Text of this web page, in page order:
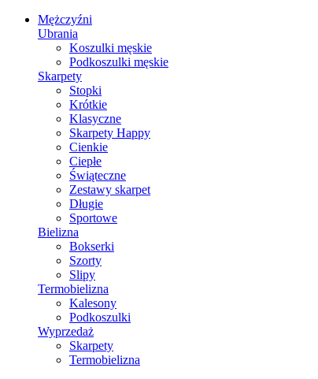
Mężczyźni
Ubrania
Koszulki męskie
Podkoszulki męskie
Skarpety
Stopki
Krótkie
Klasyczne
Skarpety Happy
Cienkie
Ciepłe
Świąteczne
Zestawy skarpet
Długie
Sportowe
Bielizna
Bokserki
Szorty
Slipy
Termobielizna
Kalesony
Podkoszulki
Wyprzedaż
Skarpety
Termobielizna